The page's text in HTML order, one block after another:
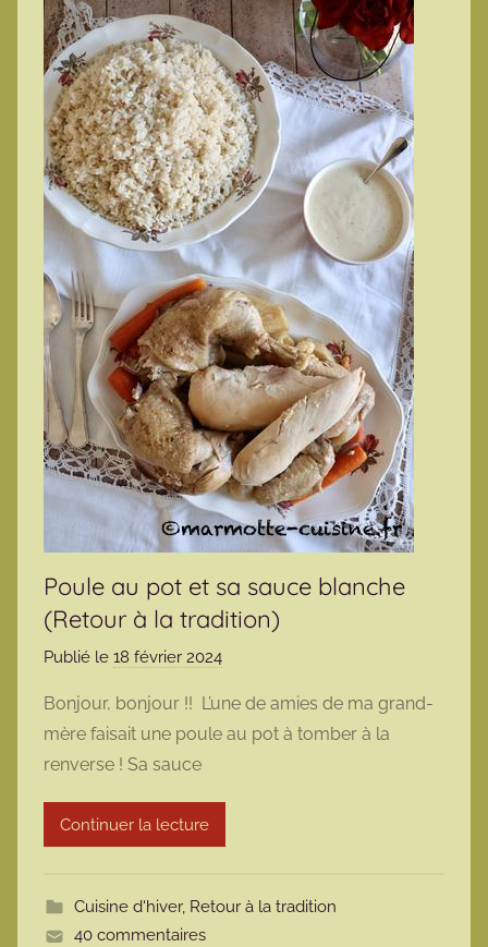
Poule au pot et sa sauce blanche
(Retour à la tradition)
Publié le 18 février 2024
r
m
r
t
Bonjour, bonjour !! L’une de amies de ma grand-
mère faisait une poule au pot à tomber à la
renverse ! Sa sauce
Continuer la lecture
Cuisine d'hiver, Retour à la tradition
40 commentaires